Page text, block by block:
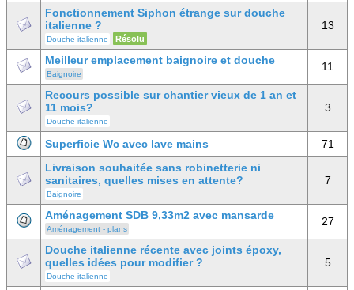
Fonctionnement Siphon étrange sur douche
italienne ?
Douche italienne Résolu
13
Meilleur emplacement baignoire et douche
Baignoire
11
Recours possible sur chantier vieux de 1 an et
11 mois?
Douche italienne
3
Superficie Wc avec lave mains
71
Livraison souhaitée sans robinetterie ni
sanitaires, quelles mises en attente?
Baignoire
7
Aménagement SDB 9,33m2 avec mansarde
Aménagement - plans
27
Douche italienne récente avec joints époxy,
quelles idées pour modifier ?
Douche italienne
5